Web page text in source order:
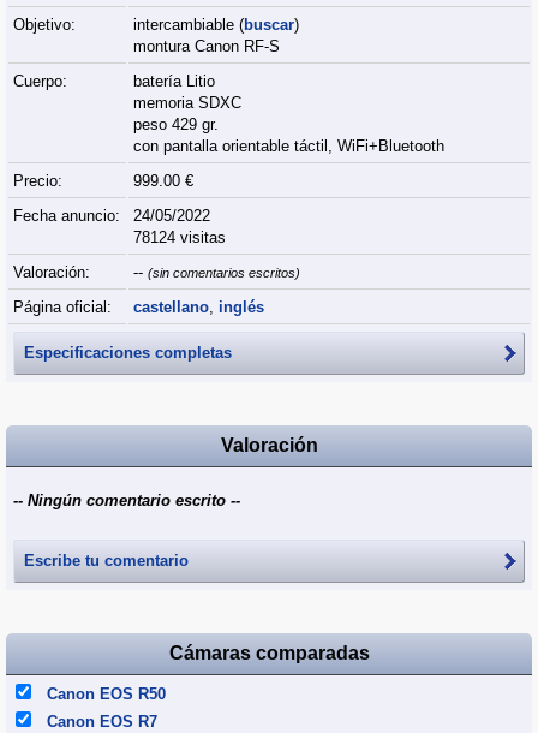
Objetivo:
intercambiable (buscar)
montura Canon RF-S
Cuerpo:
batería Litio
memoria SDXC
peso 429 gr.
con pantalla orientable táctil, WiFi+Bluetooth
Precio:
999.00 €
Fecha anuncio:
24/05/2022
78124 visitas
Valoración:
-- (sin comentarios escritos)
Página oficial: castellano, inglés
Especificaciones completas
Valoración
-- Ningún comentario escrito --
Escribe tu comentario
Cámaras comparadas
Canon EOS R50
Canon EOS R7